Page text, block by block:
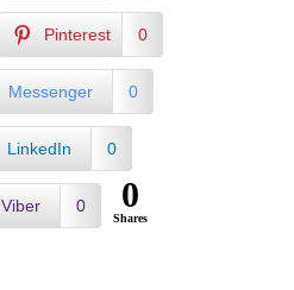
Pinterest 0
Messenger 0
LinkedIn 0
Viber 0 0
Shares